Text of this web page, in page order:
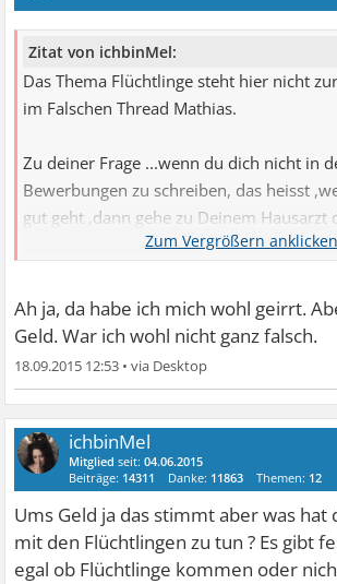
Zitat von ichbinMel:
Das Thema Flüchtlinge steht hier nicht
im Falschen Thread Mathias.
Zu deiner Frage ...wenn du dich nicht in
Bewerbungen zu schreiben, das heisst
gut geht ,dann gehe zu Deinem Hausarzt
wissen wenn du schon länger Probleme
Psychologen, Therapeuten mit einer
Monaten rechnen ( bei uns ist das so ,ich
Du kannst dir auch von Deiner
aktuelle Liste mit allen Therapeuten und
ausdrucken lassen und wenn du dort
schon mal auf die Warteliste setzen lässt
du Glück und es springt jemand ab
geht geh zum Arzt,oder weisst du nicht
willst das du deswegen so geängstigt bist
Ah ja, da habe ich mich wohl geirrt.
Geld. War ich wohl nicht ganz falsch.
18.09.2015 12:53 •
ichbinMel
Mitglied seit:04.06.2015
Beiträge: 14311 Danke: 11863 Themen: 12
Ums Geld ja das stimmt aber was hat
mit den Flüchtlingen zu tun ? Es gibt
egal ob Flüchtlinge kommen oder